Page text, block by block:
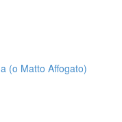
(o Matto Affogato)